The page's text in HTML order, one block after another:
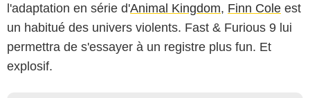
l'adaptation en série d'Animal Kingdom, Finn Cole est
un habitué des univers violents. Fast & Furious 9 lui
permettra de s'essayer à un registre plus fun. Et
explosif.